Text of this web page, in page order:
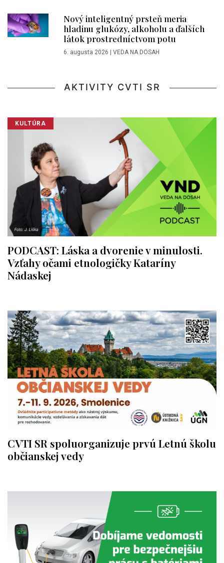
Nový inteligentný prsteň meria
hladinu glukózy, alkoholu a ďalších
látok prostredníctvom potu
6. augusta 2026 VEDA NA DOSAH
AKTIVITY CVTI SR
KULTÚRA
PODCAST: Láska a dvorenie v minulosti.
Vzťahy očami etnologičky Kataríny
Nádaskej
CVTI SR spoluorganizuje prvú Letnú školu
občianskej vedy